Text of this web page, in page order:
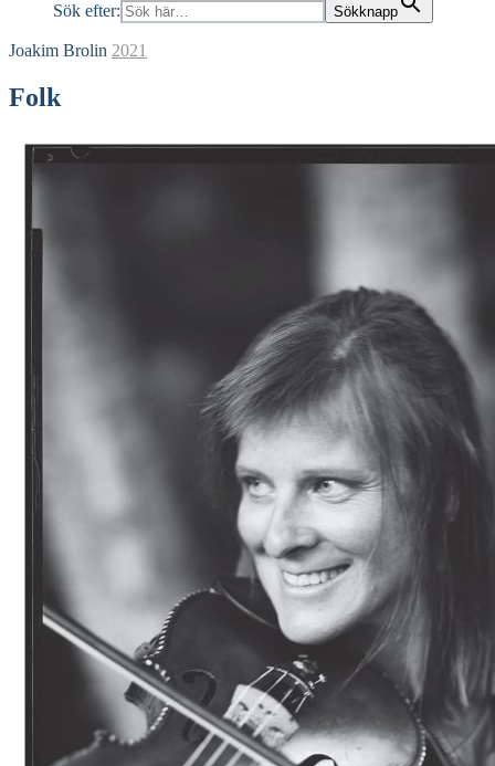
Sök efter: Sökknapp
Joakim Brolin 2021
Folk